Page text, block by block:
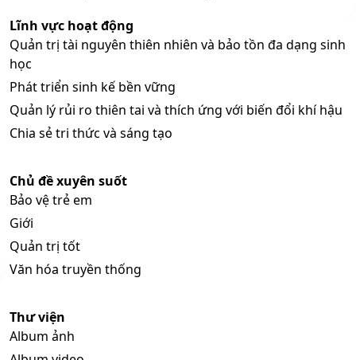
Lĩnh vực hoạt động
Quản trị tài nguyên thiên nhiên và bảo tồn đa dạng sinh
học
Phát triển sinh kế bền vững
Quản lý rủi ro thiên tai và thích ứng với biến đổi khí hậu
Chia sẻ tri thức và sáng tạo
Chủ đề xuyên suốt
Bảo vệ trẻ em
Giới
Quản trị tốt
Văn hóa truyền thống
Thư viện
Album ảnh